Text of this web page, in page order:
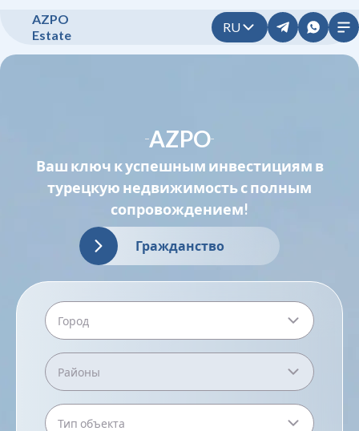
AZPO
Estate
RU
AZPO
Ваш ключ к успешным инвестициям в
турецкую недвижимость с полным
сопровождением!
Гражданство
Город
Районы
Тип объекта